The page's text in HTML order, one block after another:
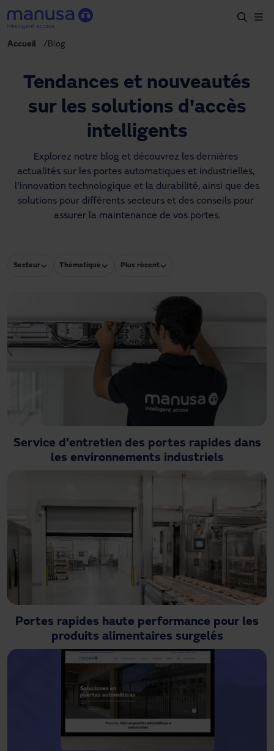
Aller au contenu principal
Produits et secteurs
Services
Projets
Blog
À propos de nous
Mon espace
Accueil Blog
Tendances et nouveautés
sur les solutions d'accès
intelligents
Explorez notre blog et découvrez les dernières
actualités sur les portes automatiques et industrielles,
l'innovation technologique et la durabilité, ainsi que des
solutions pour différents secteurs et des conseils pour
assurer la maintenance de vos portes.
Secteur Thématique Plus récent
Service d'entretien des portes rapides dans
les environnements industriels
Portes rapides haute performance pour les
produits alimentaires surgelés